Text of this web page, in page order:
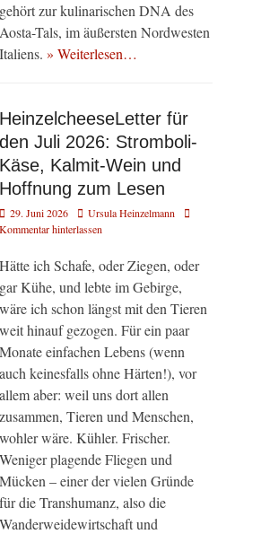
gehört zur kulinarischen DNA des
Aosta-Tals, im äußersten Nordwesten
Italiens. » Weiterlesen…
HeinzelcheeseLetter für
den Juli 2026: Stromboli-
Käse, Kalmit-Wein und
Hoffnung zum Lesen
Veröffentlicht
am
29. Juni 2026 AutorUrsula Heinzelmann
Kommentar hinterlassen
Hätte ich Schafe, oder Ziegen, oder
gar Kühe, und lebte im Gebirge,
wäre ich schon längst mit den Tieren
weit hinauf gezogen. Für ein paar
Monate einfachen Lebens (wenn
auch keinesfalls ohne Härten!), vor
allem aber: weil uns dort allen
zusammen, Tieren und Menschen,
wohler wäre. Kühler. Frischer.
Weniger plagende Fliegen und
Mücken – einer der vielen Gründe
für die Transhumanz, also die
Wanderweidewirtschaft und